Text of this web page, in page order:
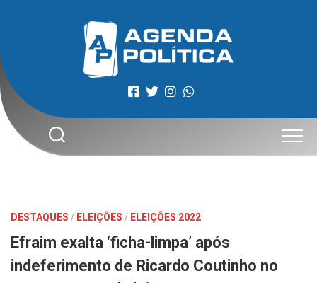
DESTAQUES / ELEIÇÕES / ELEIÇÕES 2022
Efraim exalta ‘ficha-limpa’ após
indeferimento de Ricardo Coutinho no